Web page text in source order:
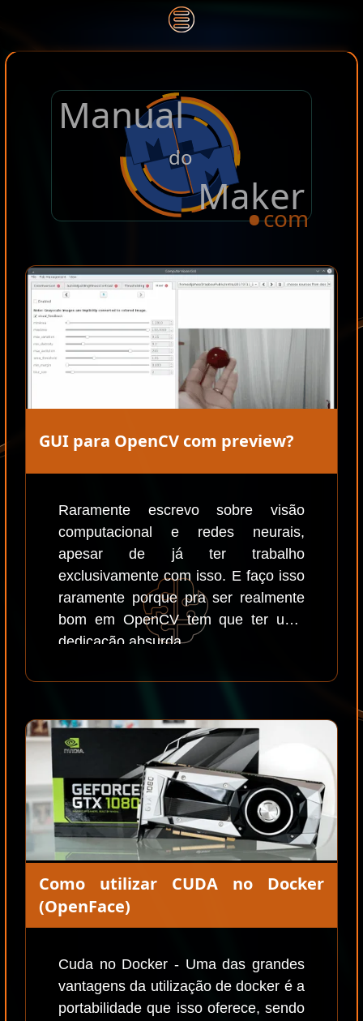
Manual
do
Maker
.com
GUI para OpenCV com preview?
Raramente escrevo sobre visão
computacional e redes neurais,
apesar de já ter trabalho
exclusivamente com isso. E faço isso
raramente porque pra ser realmente
bom em OpenCV tem que ter uma
dedicação absurda.
Como utilizar CUDA no Docker
(OpenFace)
Cuda no Docker - Uma das grandes
vantagens da utilização de docker é a
portabilidade que isso oferece, sendo